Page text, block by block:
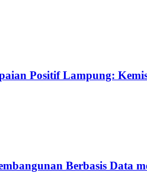
Positif Lampung:
Berbasis Data